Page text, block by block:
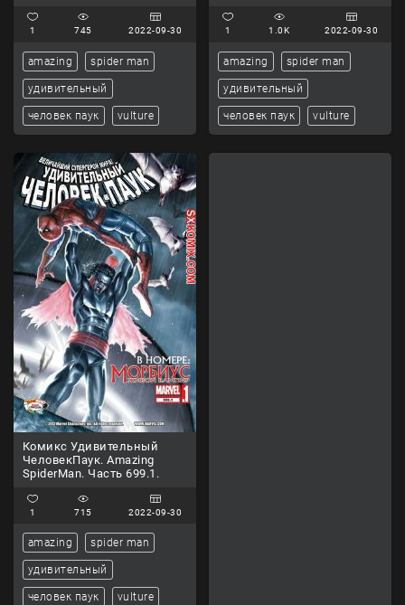
1 745 2022-09-30
amazing spider man
удивительный
человек паук vulture
1 1.0K 2022-09-30
amazing spider man
удивительный
человек паук vulture
Комикс Удивительный
ЧеловекПаук. Amazing
SpiderMan. Часть 699.1.
1 715 2022-09-30
amazing spider man
удивительный
человек паук vulture